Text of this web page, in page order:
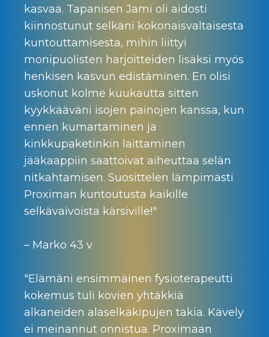
kasvaa. Tapanisen Jami oli aidosti
kiinnostunut selkäni kokonaisvaltaisesta
kuntouttamisesta, mihin liittyi
monipuolisten harjoitteiden lisäksi myös
henkisen kasvun edistäminen. En olisi
uskonut kolme kuukautta sitten
kyykkääväni isojen painojen kanssa, kun
ennen kumartaminen ja
kinkkupaketinkin laittaminen
jääkaappiin saattoivat aiheuttaa selän
nitkahtamisen. Suosittelen lämpimästi
Proximan kuntoutusta kaikille
selkävaivoista kärsiville!"
– Marko 43 v
"Elämäni ensimmäinen fysioterapeutti
kokemus tuli kovien yhtäkkiä
alkaneiden alaselkäkipujen takia. Kävely
ei meinannut onnistua. Proximaan